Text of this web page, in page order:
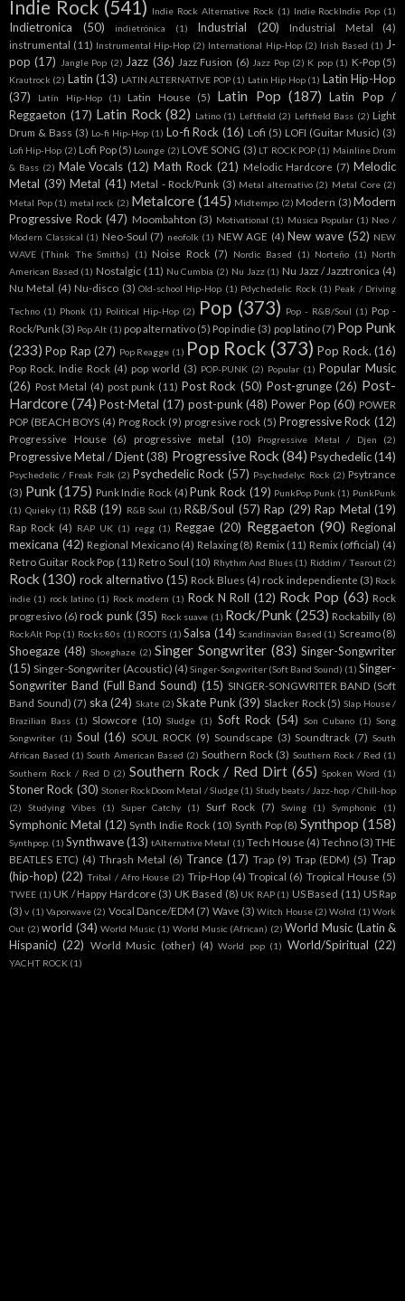
Indie Rock (541) Indie Rock Alternative Rock (1) Indie RockIndie Pop (1)
Indietronica (50) indietrónica (1) Industrial (20) Industrial Metal
(4)
instrumental (11) Instrumental Hip-Hop (2) International Hip-Hop (2) Irish Based (1) J-
pop (17) Jangle Pop (2) Jazz (36) Jazz Fusion (6) Jazz Pop (2) K pop (1) K-Pop (5)
Krautrock (2) Latin (13) LATIN ALTERNATIVE POP (1) Latin Hip Hop (1) Latin Hip-Hop
(37)
Latín Hip-Hop (1) Latin House (5) Latin Pop (187) Latin Pop /
Reggaeton (17) Latin Rock (82) Latino (1) Leftfield (2) Leftfield Bass (2) Light
Drum & Bass (3) Lo-fi Hip-Hop (1) Lo-fi Rock (16) Lofi (5) LOFI (Guitar Music) (3)
Lofi Hip-Hop (2) Lofi Pop (5) Lounge (2) LOVE SONG (3) LT ROCK POP (1) Mainline Drum
& Bass (2) Male Vocals (12) Math Rock (21) Melodic Hardcore (7) Melodic
Metal (39) Metal (41) Metal - Rock/Punk (3) Metal alternativo (2) Metal Core (2)
Metal Pop (1) metal rock (2) Metalcore (145) Midtempo (2) Modern (3) Modern
Progressive Rock (47) Moombahton (3) Motivational (1) Música Popular (1) Neo /
Modern Classical (1) Neo-Soul (7) neofolk (1) NEW AGE (4) New wave (52) NEW
WAVE (Think The Smiths)
(1) Noise Rock (7) Nordic Based (1) Norteño (1) North
American Based (1) Nostalgic (11) Nu Cumbia (2) Nu Jazz (1) Nu Jazz / Jazztronica (4)
Nu Metal (4) Nu-disco (3) Old-school Hip-Hop (1) Pdychedelic Rock (1) Peak / Driving
Techno (1) Phonk (1) Political Hip-Hop (2) Pop (373) Pop - R&B/Soul (1) Pop -
Rock/Punk (3) Pop Alt (1) pop alternativo (5) Pop indie (3) pop latino (7) Pop Punk
(233) Pop Rap (27) Pop Reagge (1) Pop Rock (373) Pop Rock. (16)
Pop Rock. Indie Rock (4) pop world (3) POP-PUNK (2) Popular (1) Popular Music
(26) Post Metal (4) post punk (11) Post Rock (50) Post-grunge (26) Post-
Hardcore (74) Post-Metal (17) post-punk (48) Power Pop (60) POWER
POP (BEACH BOYS (4) Prog Rock (9) progresive rock (5) Progressive Rock (12)
Progressive House (6) progressive metal (10) Progressive Metal / Djen (2)
Progressive Metal / Djent (38) Progressive Rock (84) Psychedelic(14)
Psychedelic / Freak Folk (2) Psychedelic Rock (57) Psychedelyc Rock (2) Psytrance
(3) Punk (175) Punk Indie Rock (4) Punk Rock (19) PunkPop Punk (1) PunkPunk
(1) Quieky (1) R&B (19) R&B Soul (1) R&B/Soul (57) Rap (29) Rap Metal (19)
Rap Rock (4) RAP UK (1) regg (1) Reggae (20) Reggaeton (90) Regional
mexicana (42) Regional Mexicano (4) Relaxing (8) Remix (11) Remix (official) (4)
Retro Guitar Rock Pop (11) Retro Soul (10) Rhythm And Blues (1) Riddim / Tearout (2)
Rock (130) rock alternativo (15) Rock Blues (4) rock independiente (3) Rock
indie (1) rock latino (1) Rock modern (1) Rock N Roll (12) Rock Pop (63) Rock
progresivo (6) rock punk (35) Rock suave (1) Rock/Punk (253) Rockabilly (8)
RockAlt Pop (1) Rocks 80s (1) ROOTS (1) Salsa (14) Scandinavian Based (1) Screamo (8)
Shoegaze (48) Shoeghaze (2) Singer Songwriter (83) Singer-Songwriter
(15) Singer-Songwriter (Acoustic) (4) Singer-Songwriter (Soft Band Sound) (1) Singer-
Songwriter Band (Full Band Sound) (15) SINGER-SONGWRITER BAND (Soft
Band Sound) (7) ska (24) Skate (2) Skate Punk (39) Slacker Rock (5) Slap House /
Brazilian Bass (1) Slowcore (10) Sludge (1) Soft Rock (54) Son Cubano (1) Song
Songwriter (1) Soul (16) SOUL ROCK (9) Soundscape (3) Soundtrack (7) South
African Based (1) South American Based (2) Southern Rock (3) Southern Rock / Red (1)
Southern Rock / Red D (2) Southern Rock / Red Dirt (65) Spoken Word (1)
Stoner Rock (30) Stoner RockDoom Metal / Sludge (1) Study beats / Jazz-hop / Chill-hop
(2)
Studying Vibes (1) Super Catchy (1) Surf Rock (7) Swing (1) Symphonic (1)
Symphonic Metal (12) Synth Indie Rock (10) Synth Pop (8) Synthpop (158)
Synthpop. (1) Synthwave (13) tAlternative Metal (1) Tech House (4) Techno (3) THE
BEATLES ETC) (4) Thrash Metal (6) Trance (17) Trap (9) Trap (EDM) (5) Trap
(hip-hop) (22) Tribal / Afro House (2) Trip-Hop (4) Tropical (6) Tropical House (5)
TWEE (1) UK / Happy Hardcore (3) UK Based (8) UK RAP (1) US Based (11) US Rap
(3) v (1) Vaporwave (2) Vocal Dance/EDM (7) Wave (3) Witch House (2) Wolrd (1) Work
Out (2) world (34) World Music (1) World Music (African) (2) World Music (Latin &
Hispanic) (22) World Music (other) (4) World pop (1) World/Spiritual (22)
YACHT ROCK (1)